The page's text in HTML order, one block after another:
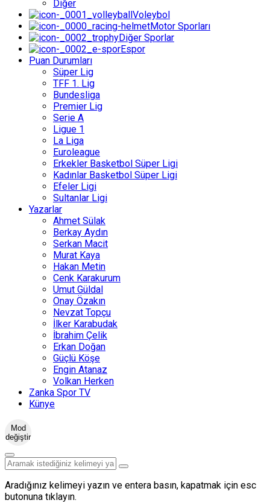
Diğer
Voleybol
Motor Sporları
Diğer Sporlar
Espor
Puan Durumları
Süper Lig
TFF 1. Lig
Bundesliga
Premier Lig
Serie A
Ligue 1
La Liga
Euroleague
Erkekler Basketbol Süper Ligi
Kadınlar Basketbol Süper Ligi
Efeler Ligi
Sultanlar Ligi
Yazarlar
Ahmet Sülak
Berkay Aydın
Serkan Macit
Murat Kaya
Hakan Metin
Cenk Karakurum
Umut Güldal
Onay Özakın
Nevzat Topçu
İlker Karabudak
İbrahim Çelik
Erkan Doğan
Güçlü Köşe
Engin Atanaz
Volkan Herken
Zanka Spor TV
Künye
Mod
değiştir
Aradığınız kelimeyi yazın ve entera basın, kapatmak için esc
butonuna tıklayın.